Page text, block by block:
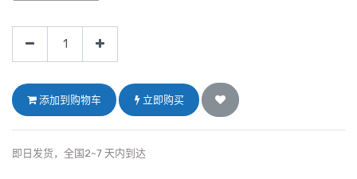
添加到购物车 立即购买
即日发货，全国2~7 天内到达